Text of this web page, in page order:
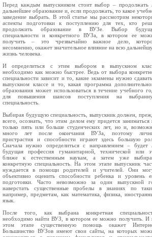
Перед каждым выпускником стоит выбор – продолжать
дальнейшее образование и, если продолжать, то какое
заведение выбрать. В этой статье мы рассмотрим
аспекты подготовки к поступлению для тех, кто
продолжить образование в ВУЗе. Выбор
специальности и конкретного ВУЗа, в котором ее
получить – это чрезвычайно важное дело,
несомненно, окажет значительное влияние на всю
жизнь человека.
И определиться с этим выбором в выпускном
необходимо как можно быстрее. Ведь от выбора
специальности зависит и то, какие экзамены нужно
выпускном классе и то, какая программа
образования может использоваться в течение учебного
для повышения шансов поступления на
специальность.
Выбирая будущую специальность, выпускник должен,
всего, осознать, что этим делом ему придется заниматься
только пять или больше студенческих лет, но и,
много лет после окончания ВУЗа, поэтому
пристрастия и способности играют здесь большую
Сначала нужно определиться с направлением – будет
будущая профессия гуманитарной, технической или
ближе к естественным наукам, а затем уже
конкретную специальность. На этом этапе выпускник
нуждается в помощи родителей и учителей. Они
объективно оценить способности ребенка и уровень
подготовки. Часто невозможно за один выпускной
наверстать существенные пробелы в знаниях по
например, предметам, как математика, физика,
язык.
После того, как выбрана конкретная
необходимо найти ВУЗ, в котором ее можно получить. И
этом этапе существенную помощь окажет
Большинство ВУЗов имеют свои сайты, на которых